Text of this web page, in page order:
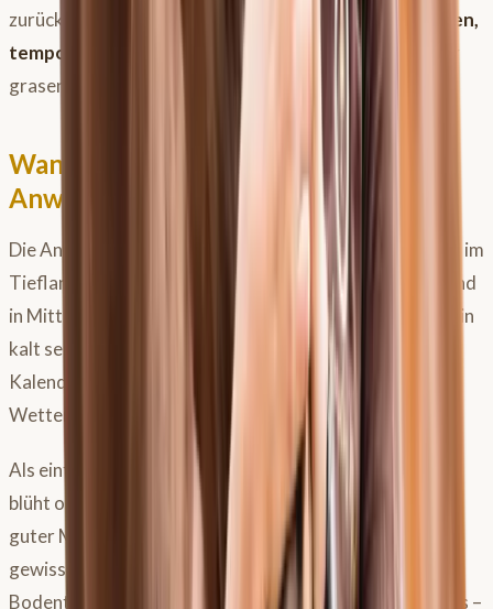
zurückzukehren. Die Lösung ist einfach:
kleinere Flächen,
temporäre Zäune
grasen lassen, bis das Anweiden reibungslos läuft.
Wann ist der richtige Zeitpunkt zum
Anweiden?
Die Antwort hängt in erster Linie vom Standort ab. Wer im
Tiefland wohnt, kann deutlich früher beginnen als jemand
in Mittelgebirgslagen, wo die Nächte bis in den Mai hinein
kalt sein können. Entscheidend sind dabei nicht der
Kalendertermin, sondern zwei Faktoren: stabile
Wetterlagen und der
Vegetationsfortschritt
Als einfache Faustregel gilt: Wenn der Spitzwegerich
blüht oder der Löwenzahn bereits ausgeblüht hat, ist ein
guter Moment für den Beginn. Dann hat das Gras eine
gewisse Wachstumsperiode hinter sich, und die
Bodentemperaturen liegen stabil über acht Grad Celsius –